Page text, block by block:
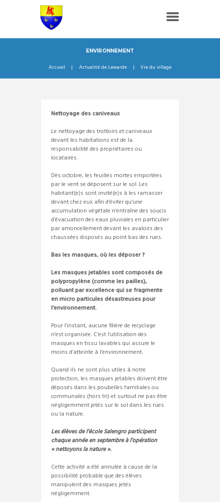
ENVIRONNEMENT
Accueil Actualité de Lewarde Vie du village
Nettoyage des caniveaux
Le nettoyage des trottoirs et caniveaux
devant les habitations est de la
responsabilité des propriétaires ou
locataires.
Dès octobre, les feuilles mortes emportées
par le vent se déposent sur le sol. Les
habitant(e)s sont invité(e)s à les ramasser
devant chez eux afin d’éviter qu’une
accumulation végétale n’entraîne des soucis
d’évacuation des eaux pluviales en particulier
par amoncellement devant les avaloirs des
chaussées disposés au point bas des rues.
Bas les masques, où les déposer ?
Les masques jetables sont composés de
polypropylène (comme les pailles),
polluant par excellence qui se fragmente
en micro particules désastreuses pour
l’environnement.
Pour l’instant, aucune filière de recyclage
n’est organisée. C’est l’utilisation des
masques en tissu lavables qui assure le
moins d’atteinte à l’environnement.
Quand ils ne sont plus utiles à notre
protection, les masques jetables doivent être
déposés dans les poubelles familiales ou
communales (hors tri) et surtout ne pas être
négligemment jetés sur le sol dans les rues
ou la nature.
Les élèves de l’école Salengro participent
chaque année en septembre à l’opération
« nettoyons la nature ».
Cette activité a été annulée à cause de la
possibilité probable que des élèves
manipulent des masques jetés
négligemment.